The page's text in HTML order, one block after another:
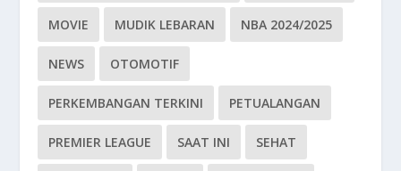
MOVIE MUDIK LEBARAN NBA 2024/2025
NEWS OTOMOTIF
PERKEMBANGAN TERKINI PETUALANGAN
PREMIER LEAGUE SAAT INI SEHAT